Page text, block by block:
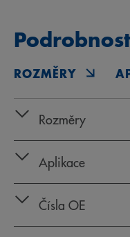
ROZMĚRY
Rozměry
Aplikace
Čísla OE